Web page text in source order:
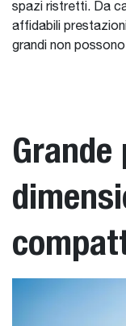
spazi ristretti. Da
affidabili
grandi non